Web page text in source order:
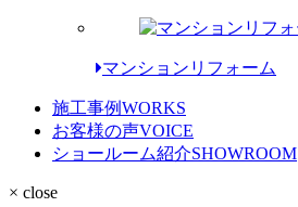
マンションリフォーム
施工事例WORKS
お客様の声VOICE
ショールーム紹介SHOWROOM
× close